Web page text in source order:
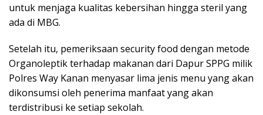
untuk menjaga kualitas kebersihan hingga steril yang
ada di MBG.
Setelah itu, pemeriksaan security food dengan metode
Organoleptik terhadap makanan dari Dapur SPPG milik
Polres Way Kanan menyasar lima jenis menu yang akan
dikonsumsi oleh penerima manfaat yang akan
terdistribusi ke setiap sekolah.